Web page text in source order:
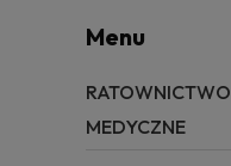
Menu
RATOWNICTWO
MEDYCZNE